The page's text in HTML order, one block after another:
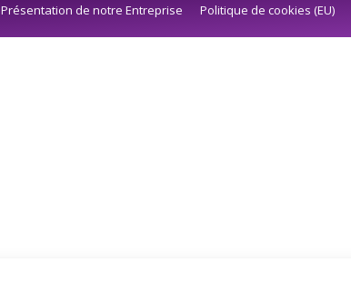
Présentation de notre Entreprise Politique de cookies (EU)